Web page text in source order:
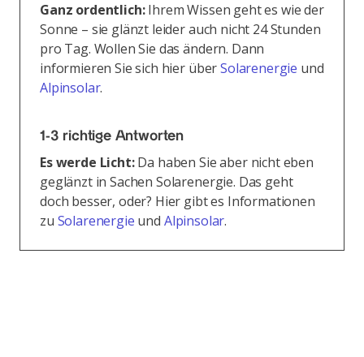
Ganz ordentlich:Ihrem Wissen geht es wie der
Sonne – sie glänzt leider auch nicht 24 Stunden
pro Tag. Wollen Sie das ändern. Dann
informieren Sie sich hier überSolarenergie und
Alpinsolar.
1-3 richtige Antworten
Es werde Licht:Da haben Sie aber nicht eben
geglänzt in Sachen Solarenergie. Das geht
doch besser, oder? Hier gibt es Informationen
zu Solarenergie und Alpinsolar.